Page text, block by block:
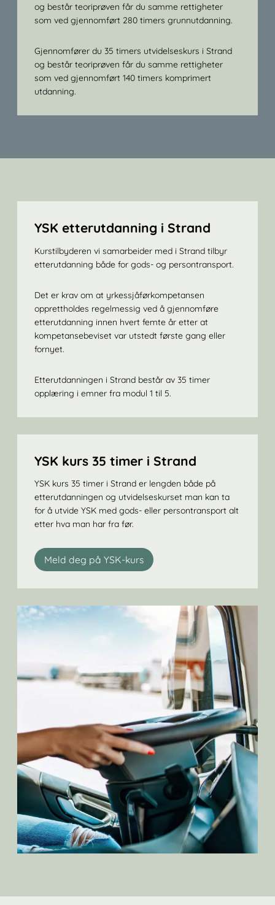
og består teoriprøven får du samme rettigheter
som ved gjennomført 280 timers grunnutdanning.
Gjennomfører du 35 timers utvidelseskurs i Strand
og består teoriprøven får du samme rettigheter
som ved gjennomført 140 timers komprimert
utdanning.
YSK etterutdanning i Strand
Kurstilbyderen vi samarbeider med i Strand tilbyr
etterutdanning både for gods- og persontransport.
Det er krav om at yrkessjåførkompetansen
opprettholdes regelmessig ved å gjennomføre
etterutdanning innen hvert femte år etter at
kompetansebeviset var utstedt første gang eller
fornyet.
Etterutdanningen i Strand består av 35 timer
opplæring i emner fra modul 1 til 5.
YSK kurs 35 timer i Strand
YSK kurs 35 timer i Strand er lengden både på
etterutdanningen og utvidelseskurset man kan ta
for å utvide YSK med gods- eller persontransport alt
etter hva man har fra før.
Meld deg på YSK-kurs